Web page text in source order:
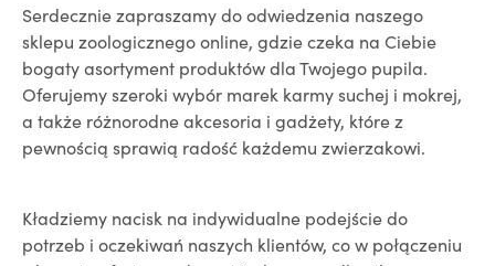
Serdecznie zapraszamy do odwiedzenia naszego
sklepu zoologicznego online, gdzie czeka na Ciebie
bogaty asortyment produktów dla Twojego pupila.
Oferujemy szeroki wybór marek karmy suchej i mokrej,
a także różnorodne akcesoria i gadżety, które z
pewnością sprawią radość każdemu zwierzakowi.
Kładziemy nacisk na indywidualne podejście do
potrzeb i oczekiwań naszych klientów, co w połączeniu